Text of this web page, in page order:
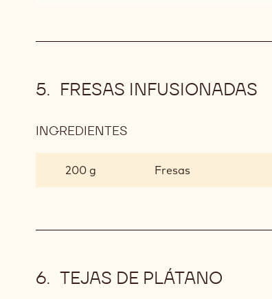
FRESAS INFUSIONADAS
INGREDIENTES
INFUSIONADAS
200 g Fresas
TEJAS DE PLÁTANO